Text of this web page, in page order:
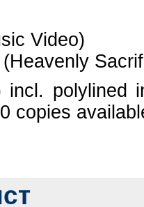
Video)
incl. polylined
copies